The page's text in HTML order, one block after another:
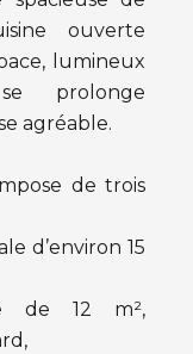
ouverte
lumineux
prolonge
agréable.
de trois
d’environ 15
de 12 m²,